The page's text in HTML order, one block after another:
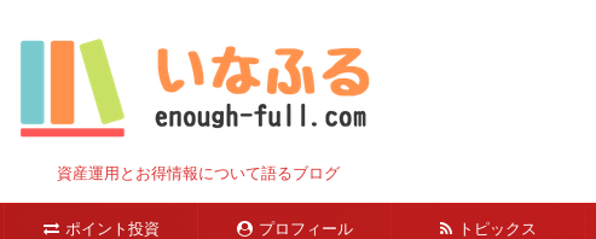
資産運用とお得情報について語るブログ
ポイント投資 プロフィール トピックス